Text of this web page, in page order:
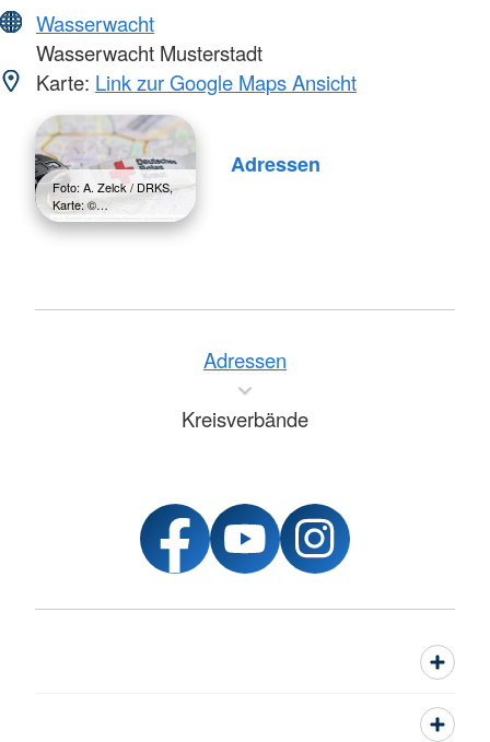
Wasserwacht
Wasserwacht Musterstadt
Karte: Link zur Google Maps Ansicht
Foto: A. Zelck / DRKS,
Karte: ©…
Adressen
Adressen
Kreisverbände